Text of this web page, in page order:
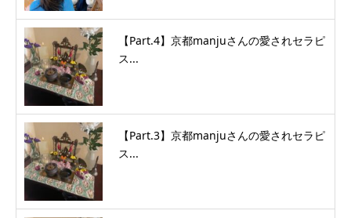
【Part.4】京都manjuさんの愛されセラピ
ス...
【Part.3】京都manjuさんの愛されセラピ
ス...